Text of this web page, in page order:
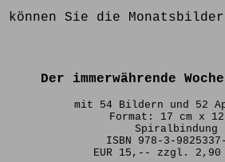
Sie die Monatsbilder
Der immerwährende
mit 54 Bildern und 52
Format: 17 cm x 12
Spiralbindung
ISBN 978-3-
EUR 15,-- zzgl. 2,90